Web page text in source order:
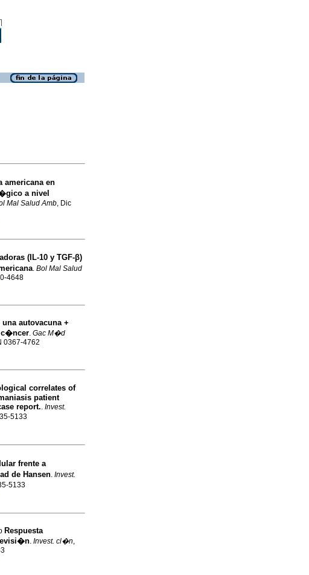
americana en
a nivel
Mal Salud Amb, Dic
(IL-10 y TGF-β)
. Bol Mal Salud
4648
autovacuna +
c�ncer. Gac M�d
0367-4762
correlates of
patient
report.. Invest.
5133
frente a
de Hansen. Invest.
5133
Respuesta
. Invest. cl�n,